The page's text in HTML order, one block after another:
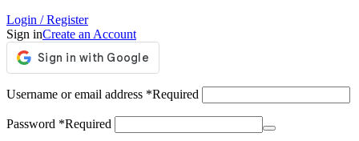
Login / Register
Sign inCreate an Account
Username or email address *Required
Password *Required